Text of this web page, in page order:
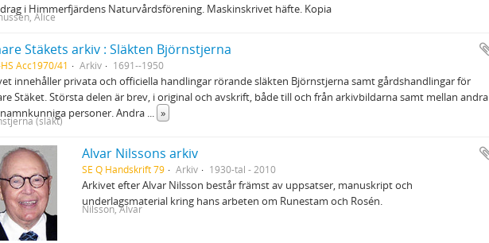
i Himmerfjärdens Naturvårdsförening. Maskinskrivet häfte. Kopia
Alice
Stäkets arkiv : Släkten Björnstjerna
HS Acc1970/41 Arkiv 1691--1950
innehåller privata och officiella handlingar rörande släkten Björnstjerna samt gårdshandlingar för
Stäket. Största delen är brev, i original och avskrift, både till och från arkivbildarna samt mellan andra
personer. Andra ... »
(släkt)
Alvar Nilssons arkiv
SE Q Handskrift 79 Arkiv 1930-tal - 2010
Arkivet efter Alvar Nilsson består främst av uppsatser, manuskript och
underlagsmaterial kring hans arbeten om Runestam och Rosén.
Nilsson, Alvar